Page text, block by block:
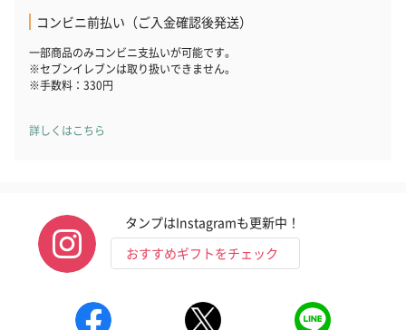
コンビニ前払い（ご入金確認後発送）
一部商品のみコンビニ支払いが可能です。
※セブンイレブンは取り扱いできません。
※手数料：330円
詳しくはこちら
タンプはInstagramも更新中！
おすすめギフトをチェック